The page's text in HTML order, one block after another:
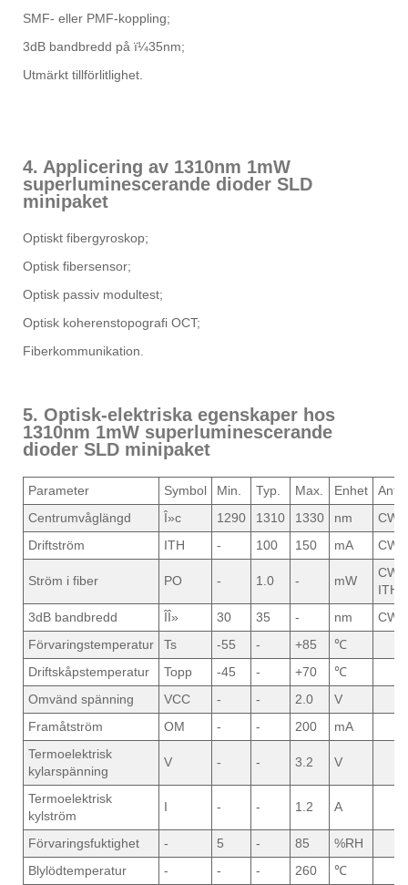
SMF- eller PMF-koppling;
3dB bandbredd på ï¼35nm;
Utmärkt tillförlitlighet.
4. Applicering av 1310nm 1mW
superluminescerande dioder SLD
minipaket
Optiskt fibergyroskop;
Optisk fibersensor;
Optisk passiv modultest;
Optisk koherenstopografi OCT;
Fiberkommunikation.
5. Optisk-elektriska egenskaper hos
1310nm 1mW superluminescerande
dioder SLD minipaket
Parameter Symbol Min. Typ. Max. Enhet
Centrumvåglängd
Î»c 1290 1310 1330 nm
CW
Driftström
ITH - 100 150 mA CW
Ström i fiber PO - 1.0 - mW
CW,
3dB bandbredd
ÎÎ» 30 35 - nm
CW
Förvaringstemperatur
Ts -55 - +85
℃
Driftskåpstemperatur
Topp -45 - +70
℃
Omvänd spänning
VCC - - 2.0
V
Framåtström
OM - - 200
mA
Termoelektrisk
kylarspänning
V - - 3.2 V
Termoelektrisk
kylström
I - - 1.2 A
Förvaringsfuktighet - 5 - 85
%RH
Blylödtemperatur
- - - 260
℃